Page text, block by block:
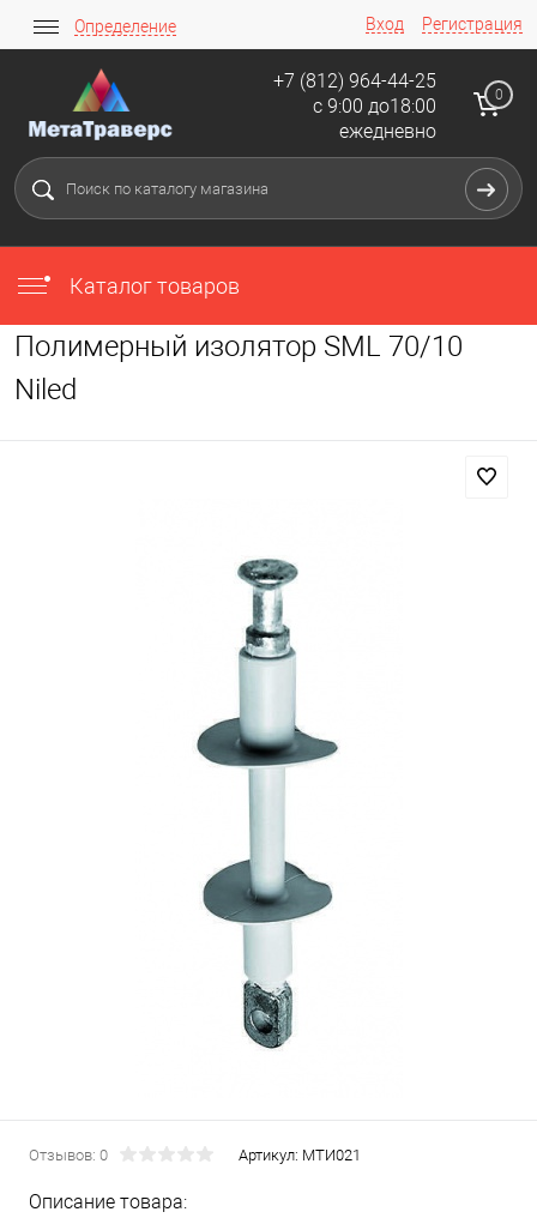
Вход Регистрация
Определение
+7 (812) 964-44-25
с 9:00 до18:00
ежедневно
0
Каталог товаров
Полимерный изолятор SML 70/10
Niled
Отзывов: 0 Артикул: МТИ021
Описание товара: